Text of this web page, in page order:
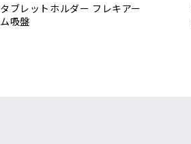
タブレットホルダー フレキアー
ム吸盤